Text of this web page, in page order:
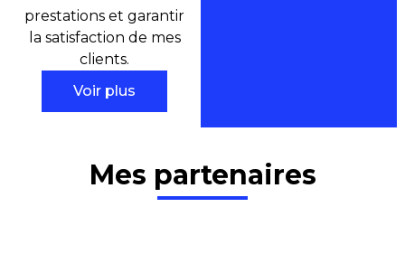
prestations et garantir
la satisfaction de mes
clients.
Voir plus
Mes partenaires